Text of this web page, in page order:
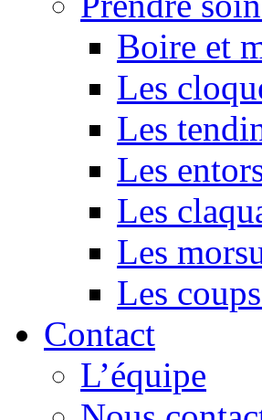
Boire et
Les
Les
Les
Les
Les
Les
Contact
L’équipe